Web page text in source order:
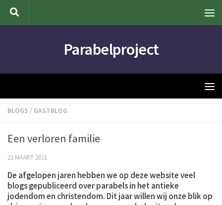
Doorgaan naar inhoud
Parabelproject
BLOGS / GASTBLOG
Een verloren familie
22 MAART 2021
De afgelopen jaren hebben we op deze website veel
blogs gepubliceerd over parabels in het antieke
jodendom en christendom. Dit jaar willen wij onze blik op